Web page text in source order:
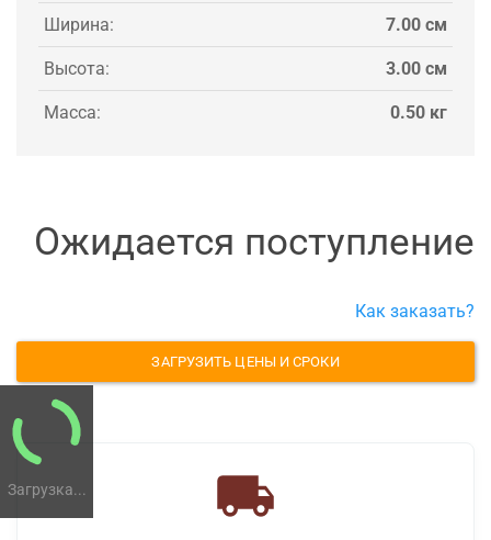
Загрузка...
Ширина: 7.00 см
Высота: 3.00 см
Масса: 0.50 кг
Ожидается поступление
Как заказать?
ЗАГРУЗИТЬ ЦЕНЫ И СРОКИ